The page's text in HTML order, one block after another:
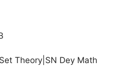
Theory|SN Dey Math